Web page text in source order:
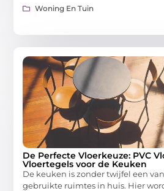
Woning En Tuin
De Perfecte Vloerkeuze: PVC
Vloertegels voor de Keuken
De keuken is zonder twijfel een
gebruikte ruimtes in huis. Hier